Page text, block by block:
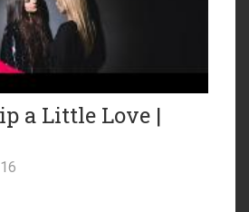
a Little Love |